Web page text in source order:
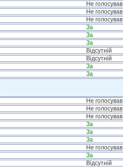
Не голосував
Не голосував
Не голосував
За
За
За
Відсутній
Відсутній
За
За
Не голосував
Не голосував
Не голосував
За
За
За
Не голосував
За
Відсутній